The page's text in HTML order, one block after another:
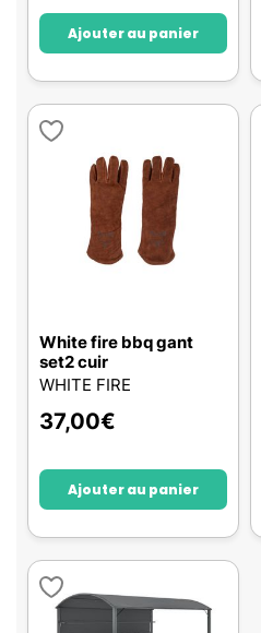
Ajouter au panier
White fire bbq gant
set2 cuir
WHITE FIRE
37,00€
Ajouter au panier